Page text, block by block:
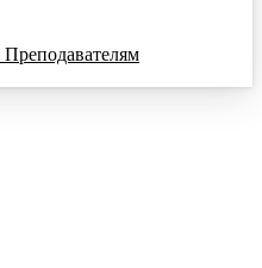
Преподавателям